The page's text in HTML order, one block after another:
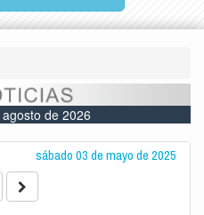
de 2026
sábado 03 de mayo de 2025